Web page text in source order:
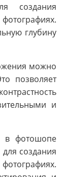
создания
глубину
можно
позволяет
и
в фотошопе
создания